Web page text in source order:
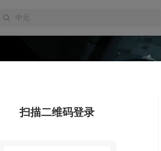
扫描二维码登录